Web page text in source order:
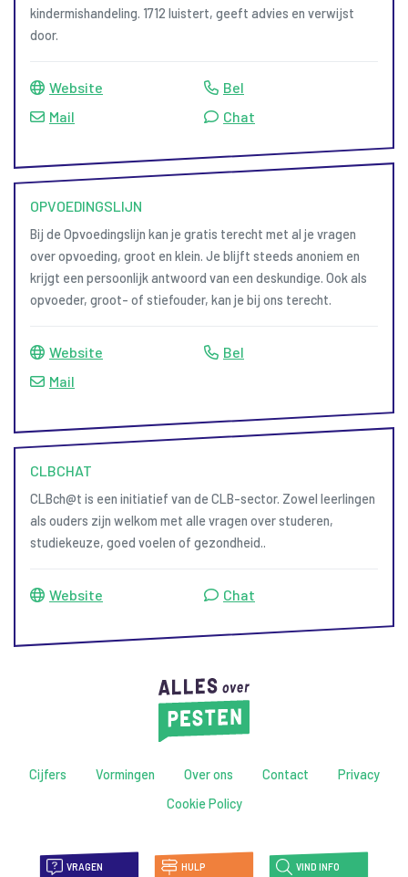
kindermishandeling. 1712 luistert, geeft advies en verwijst
door.
Website
Bel
Mail
Chat
OPVOEDINGSLIJN
Bij de Opvoedingslijn kan je gratis terecht met al je vragen
over opvoeding, groot en klein. Je blijft steeds anoniem en
krijgt een persoonlijk antwoord van een deskundige. Ook als
opvoeder, groot- of stiefouder, kan je bij ons terecht.
Website
Bel
Mail
CLBCHAT
CLBch@t is een initiatief van de CLB-sector. Zowel leerlingen
als ouders zijn welkom met alle vragen over studeren,
studiekeuze, goed voelen of gezondheid..
Website Chat
Cijfers Vormingen Over ons Contact
Privacy
Cookie Policy
VRAGEN HULP VIND INFO